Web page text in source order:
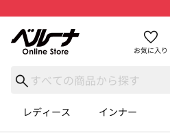
お気に入り
レディース インナー